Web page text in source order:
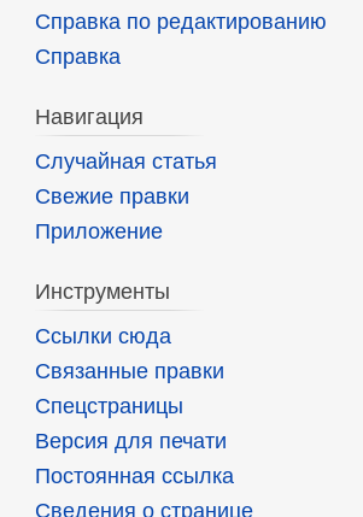
Справка по редактированию
Справка
Навигация
Случайная статья
Свежие правки
Приложение
Инструменты
Ссылки сюда
Связанные правки
Спецстраницы
Версия для печати
Постоянная ссылка
Сведения о странице